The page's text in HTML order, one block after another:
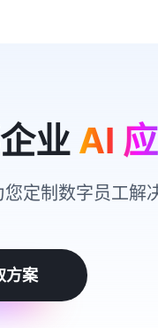
业 AI
定制数字员工解
方案